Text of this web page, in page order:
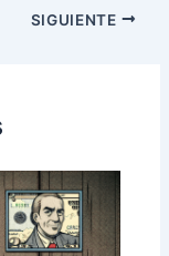
SIGUIENTE